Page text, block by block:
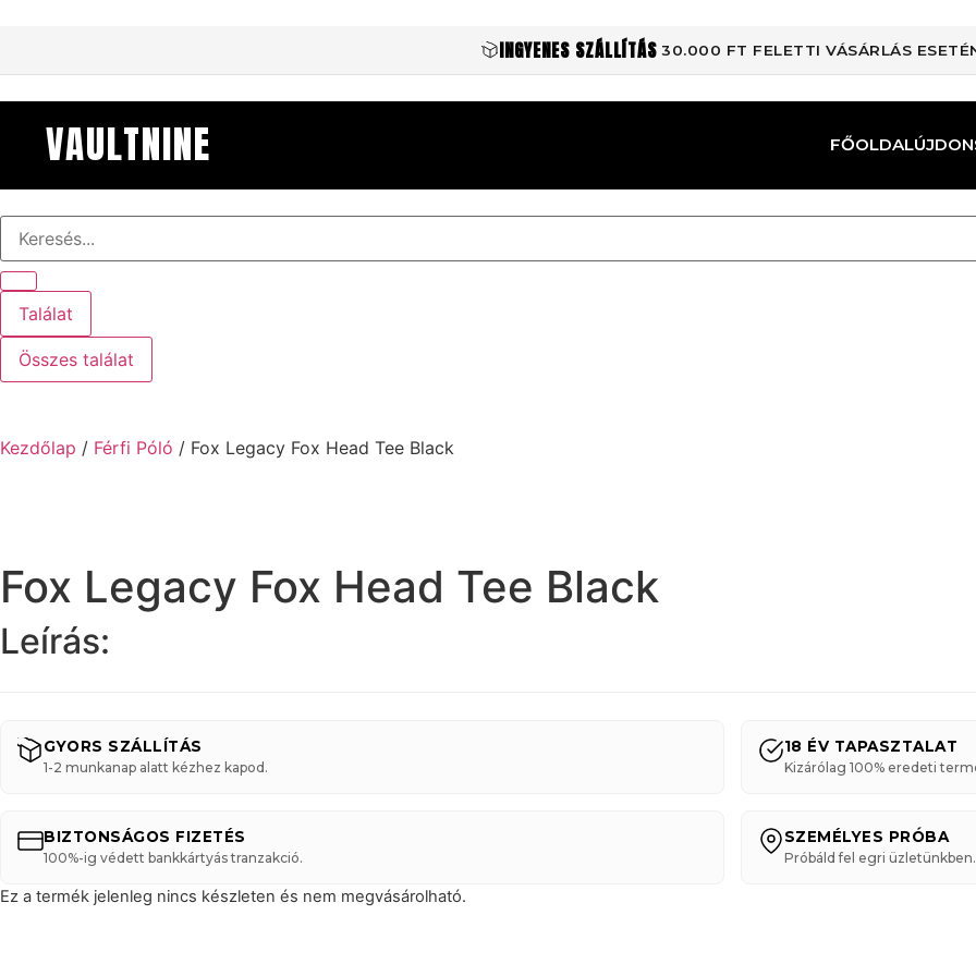
INGYENES SZÁLLÍTÁS 30.000 FT FELETTI VÁSÁRLÁS
VAULTNINE FŐOLDAL
Találat
Összes találat
Kezdőlap / Férfi Póló / Fox Legacy Fox Head Tee Black
Fox Legacy Fox Head Tee Black
Leírás:
GYORS SZÁLLÍTÁS
1-2 munkanap alatt kézhez kapod.
18 ÉV TAPASZTALAT
Kizárólag 100% eredeti
BIZTONSÁGOS FIZETÉS
100%-ig védett bankkártyás tranzakció.
SZEMÉLYES PRÓBA
Próbáld fel egri üzletünkben.
Ez a termék jelenleg nincs készleten és nem megvásárolható.